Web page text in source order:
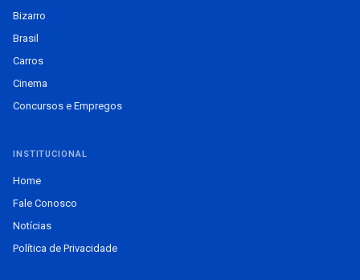
Bizarro
Brasil
Carros
Cinema
Concursos e Empregos
INSTITUCIONAL
Home
Fale Conosco
Notícias
Política de Privacidade